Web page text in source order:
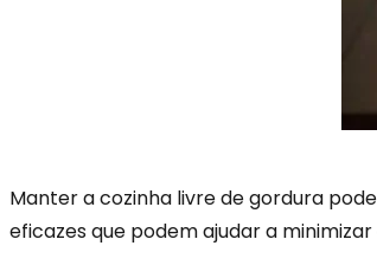
Manter a cozinha livre de gordura
eficazes que podem ajudar a